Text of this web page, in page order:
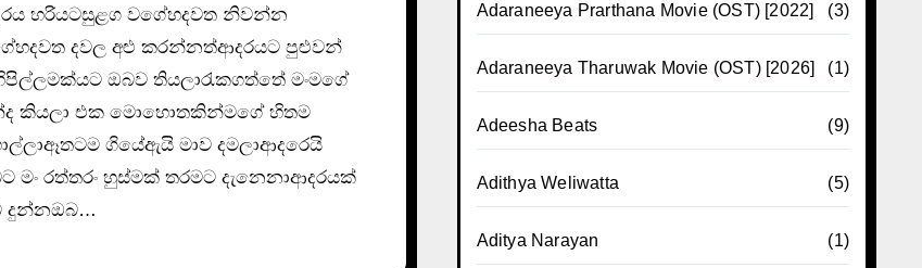
දවල අළු කරන්නත්ආදරයට පුළුවන්
ඔබව තියලාරැකගත්තේ මංමගේ
කියලා එක මොහොතකින්මගේ හිතම
ගියේඇයි මාව දමලාආදරෙයි
මං රත්තරං හුස්මක් තරමට දැනෙනාආදරයක්
දුන්නඔබ…
Adaraneeya Prarthana Movie (OST) [2022] (3)
Adaraneeya Tharuwak Movie (OST) [2026] (1)
Adeesha Beats (9)
Adithya Weliwatta (5)
Aditya Narayan (1)